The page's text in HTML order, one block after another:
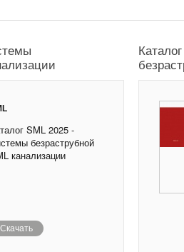
SML 2025 -
безраструбной
канализации
Скачать